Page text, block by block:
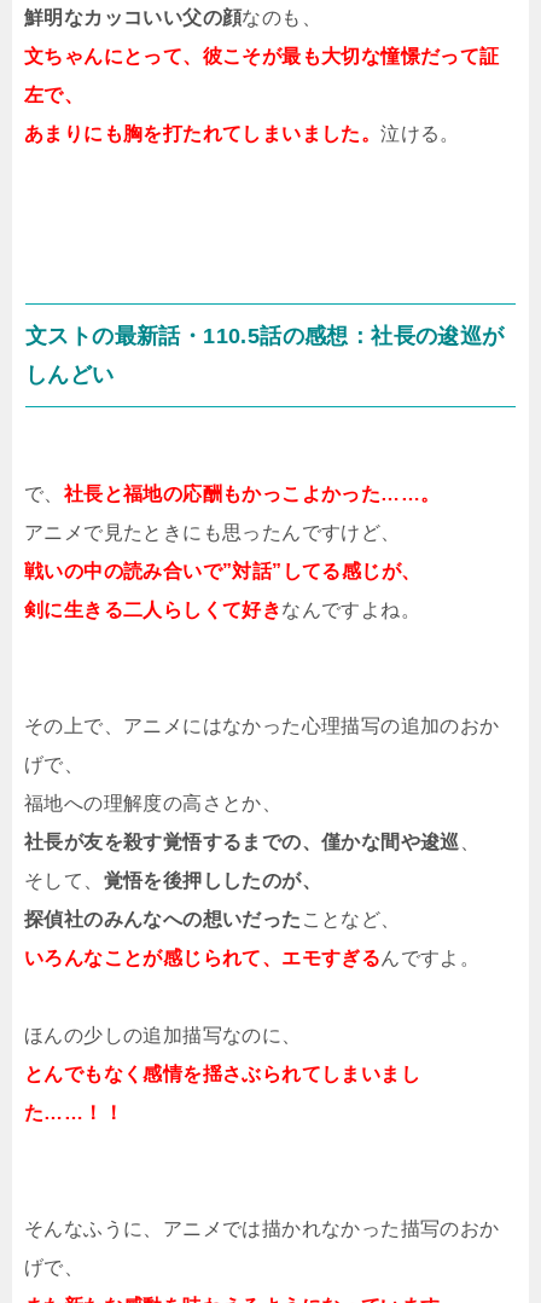
鮮明なカッコいい父の顔なのも、
文ちゃんにとって、彼こそが最も大切な憧憬だって証
左で、
あまりにも胸を打たれてしまいました。泣ける。
文ストの最新話・110.5話の感想：社長の逡巡が
しんどい
で、 社長と福地の応酬もかっこよかった……。
アニメで見たときにも思ったんですけど、
戦いの中の読み合いで”対話”してる感じが、
剣に生きる二人らしくて好きなんですよね。
その上で、アニメにはなかった心理描写の追加のおか
げで、
福地への理解度の高さとか、
社長が友を殺す覚悟するまでの、僅かな間や逡巡
そして、 覚悟を後押ししたのが、
探偵社のみんなへの想いだった ことなど、
いろんなことが感じられて、エモすぎるんですよ。
ほんの少しの追加描写なのに、
とんでもなく感情を揺さぶられてしまいまし
た……！！
そんなふうに、アニメでは描かれなかった描写のおか
げで、